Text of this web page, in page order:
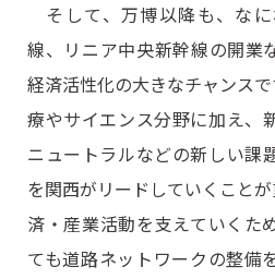
そして、万博以降も、な
線、リニア中央新幹線の開業
経済活性化の大きなチャンス
療やサイエンス分野に加え、
ニュートラルなどの新しい課
を関西がリードしていくこと
済・産業活動を支えていくた
ても道路ネットワークの整備